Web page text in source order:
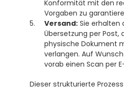
Konformität mit den
Vorgaben zu
Versand: Sie erhalten
Übersetzung per Post,
physische Dokument
verlangen. Auf
vorab einen Scan per
Dieser strukturierte